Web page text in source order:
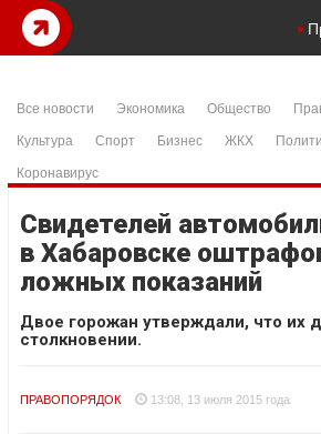
Все новости Экономика Общество
Культура
Спорт Бизнес ЖКХ
Коронавирус
Свидетелей
в Хабаровске
ложных показаний
Двое горожан утверждали, что их
столкновении.
ПРАВОПОРЯДОК 13:08, 13 июля 2015 года